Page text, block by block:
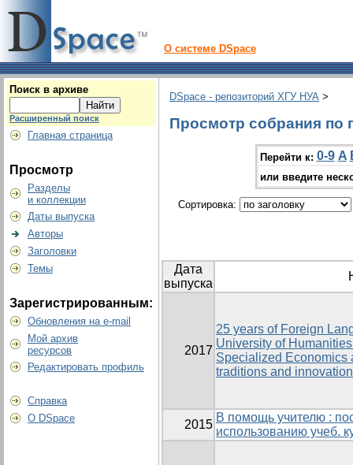
О системе DSpace
Поиск в архиве
Расширенный поиск
Главная страница
Просмотр
Разделы
и коллекции
Даты выпуска
Авторы
Заголовки
Темы
Зарегистрированным:
Обновления на e-mail
Мой архив
ресурсов
Редактировать профиль
Справка
О DSpace
DSpace - репозиторий ХГУ НУА >
Просмотр собрания по
Перейти к: 0-9 A
или введите
Сортировка:
Дата
выпуска
2017
25 years of Foreign
University of
Specialized Economics
traditions and
2015
В помощь учителю :
использованию учеб.